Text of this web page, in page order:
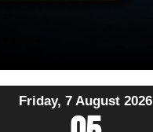
Friday, 7 August 2026